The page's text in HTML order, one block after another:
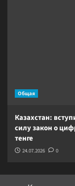
Общая
Казахстан:
силу закон о
тенге
24.07.2026 0